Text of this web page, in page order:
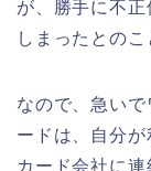
が、勝手に不
しまったとのこ
なので、急い
ードは、自分
カード会社に